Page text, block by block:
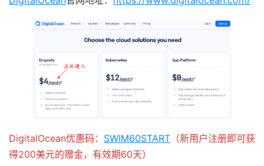
DigitalOcean优惠码： SWIM60START （新用户注册即可获
得200美元的赠金，有效期60天）